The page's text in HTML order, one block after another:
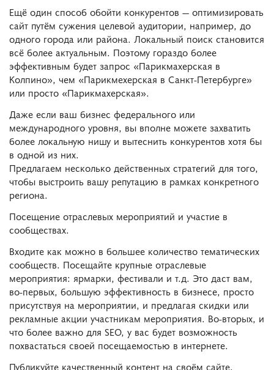
Ещё один способ обойти конкурентов — оптимизировать
сайт путём сужения целевой аудитории, например, до
одного города или района. Локальный поиск становится
всё более актуальным. Поэтому гораздо более
эффективным будет запрос «Парикмахерская в
Колпино», чем «Парикмехерская в Санкт-Петербурге»
или просто «Парикмахерская».
Даже если ваш бизнес федерального или
международного уровня, вы вполне можете захватить
более локальную нишу и вытеснить конкурентов хотя бы
в одной из них.
Предлагаем несколько действенных стратегий для того,
чтобы выстроить вашу репутацию в рамках конкретного
региона.
Посещение отраслевых мероприятий и участие в
сообществах.
Входите как можно в большее количество тематических
сообществ. Посещайте крупные отраслевые
мероприятия: ярмарки, фестивали и т.д. Это даст вам,
во-первых, большую эффективность в бизнесе, просто
присутствуя на мероприятии, и предлагая скидки или
рекламные акции участникам мероприятия. Во-вторых, и
что более важно для SEO, у вас будет возможность
похвастаться своей посещаемостью в интернете.
Публикуйте качественный контент на своём сайте,